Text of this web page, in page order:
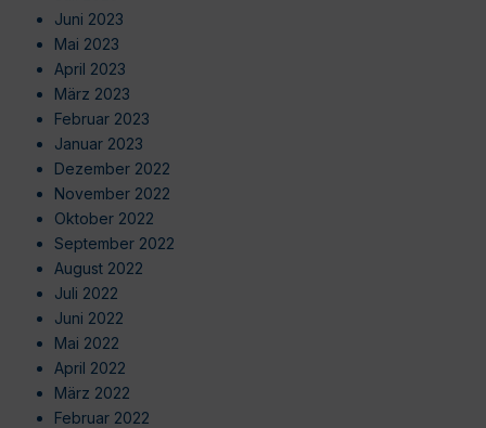
Juni 2023
Mai 2023
April 2023
März 2023
Februar 2023
Januar 2023
Dezember 2022
November 2022
Oktober 2022
September 2022
August 2022
Juli 2022
Juni 2022
Mai 2022
April 2022
März 2022
Februar 2022